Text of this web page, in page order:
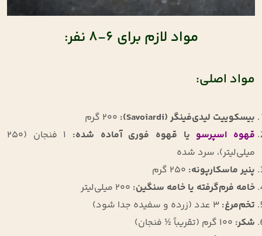
مواد لازم برای 6-8 نفر:
مواد اصلی:
بیسکوییت لیدی‌فینگر (Savoiardi):
گرم
قهوه اسپرسو یا قهوه فوری آماده شده:
فنجان (250
میلی‌لیتر)، سرد شده
پنیر ماسکارپونه:
گرم
خامه فرم‌گرفته یا خامه سنگین:
میلی‌لیتر
تخم‌مرغ:
عدد (زرده و سفیده جدا شود)
شکر:
گرم (تقریباً ½ فنجان)